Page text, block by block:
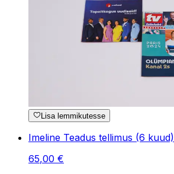
Lisa lemmikutesse
Imeline Teadus tellimus (6 kuud)
65,00 €